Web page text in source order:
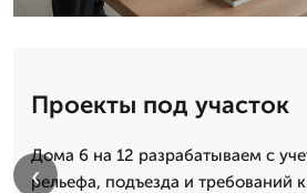
Проекты под участок
Дома 6 на 12 разрабатываем с
рельефа, подъезда и требований
‹